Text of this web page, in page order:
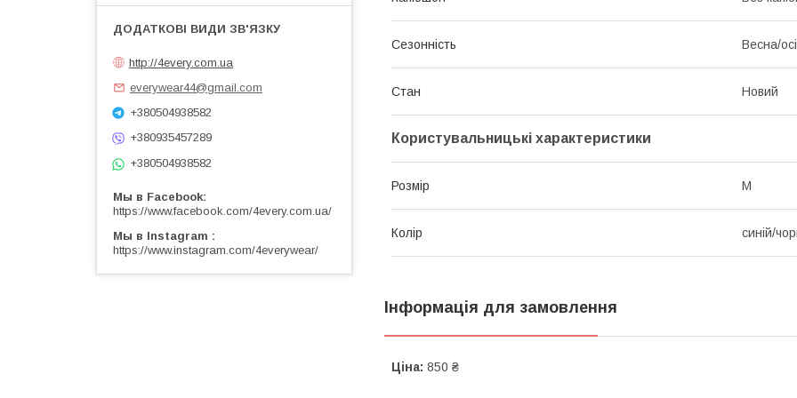
Сезонність Весна/
Стан Новий
Користувальницькі характеристики
Розмір M
Колір синій/
Інформація для замовлення
Ціна: 850 ₴
http://4every.com.ua
everywear44@gmail.com
+380504938582
+380935457289
+380504938582
Мы в Facebook
https://www.facebook.com/4every.com.ua/
Мы в Instagram
https://www.instagram.com/4everywear/